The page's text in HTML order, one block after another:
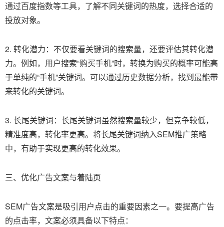
通过百度指数等工具，了解不同关键词的热度，选择合适的
投放对象。
2. 转化潜力：不仅要看关键词的搜索量，还要评估其转化潜
力。例如，用户搜索“购买手机”时，转换为购买的概率可能高
于单纯的“手机”关键词。可以通过历史数据分析，找到最能带
来转化的关键词。
3. 长尾关键词：长尾关键词虽然搜索量较少，但竞争较低，
精准度高，转化率更高。将长尾关键词纳入SEM推广策略
中，有助于实现更高的转化效果。
三、优化广告文案与着陆页
SEM广告文案是吸引用户点击的重要因素之一。要提高广告
的点击率，文案必须具备以下特点：